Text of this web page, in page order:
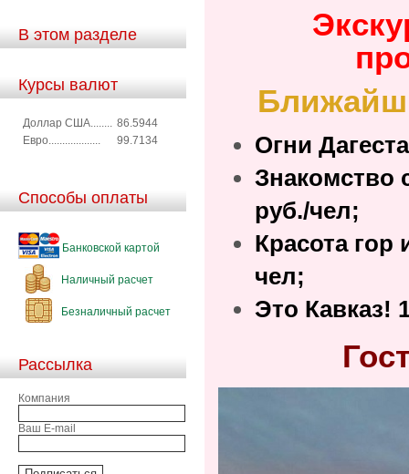
В этом разделе
Курсы валют
Доллар США........ 86.5944
Евро...................
99.7134
Способы оплаты
Банковской картой
Наличный расчет
Безналичный расчет
Рассылка
Компания
Ваш E-mail
Огни
Знакомство
руб./чел;
Красота гор
чел;
Это Кавказ!